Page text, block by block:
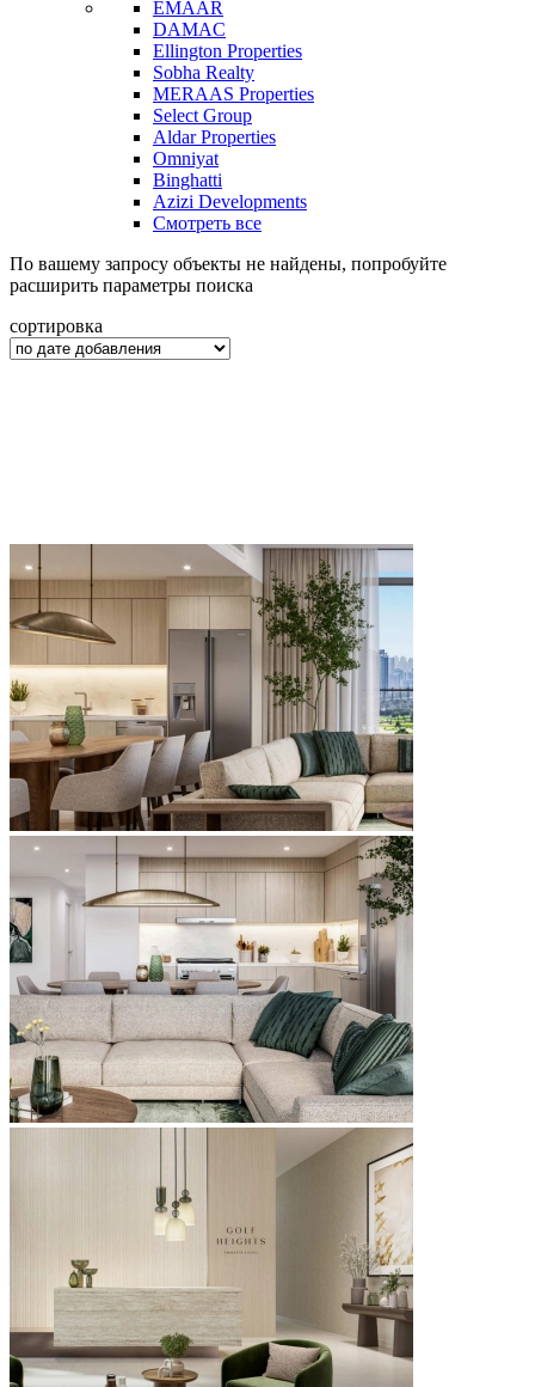
EMAAR
DAMAC
Ellington Properties
Sobha Realty
MERAAS Properties
Select Group
Aldar Properties
Omniyat
Binghatti
Azizi Developments
Смотреть все
По вашему запросу объекты не найдены, попробуйте
расширить параметры поиска
сортировка